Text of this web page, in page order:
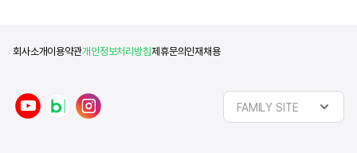
회사소개이용약관개인정보처리방침제휴문의 인재채용
n
a
FAMILY SITE